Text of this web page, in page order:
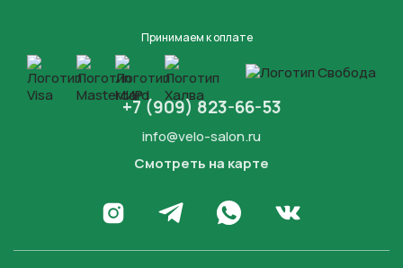
Принимаем к оплате
+7 (909) 823-66-53
info@velo-salon.ru
Смотреть на карте
Перейти в Инстаграм
Написать в Телеграм
Написать в WhatsApp
Перейти во